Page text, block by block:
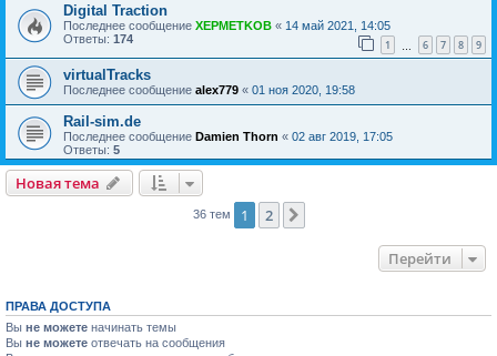
Digital Traction
Последнее сообщение XEPMETKOB « 14 май 2021, 14:05
Ответы: 174 1 6 7 8 9
virtualTracks
Последнее сообщение alex779 « 01 ноя 2020, 19:58
Rail-sim.de
Последнее сообщение Damien Thorn « 02 авг 2019, 17:05
Ответы: 5
Новая тема
36 тем 1 2
Перейти
ПРАВА ДОСТУПА
Вы не можете начинать темы
Вы не можете отвечать на сообщения